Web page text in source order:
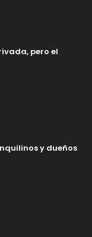
pero el
y dueños